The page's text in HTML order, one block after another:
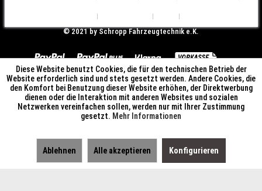
© ​2021 by Schropp Fahrzeugtechnik e.K.
Diese Website benutzt Cookies, die für den technischen Betrieb der
Website erforderlich sind und stets gesetzt werden. Andere Cookies, die
den Komfort bei Benutzung dieser Website erhöhen, der Direktwerbung
dienen oder die Interaktion mit anderen Websites und sozialen
Netzwerken vereinfachen sollen, werden nur mit Ihrer Zustimmung
gesetzt. Mehr Informationen
Ablehnen Alle akzeptieren Konfigurieren